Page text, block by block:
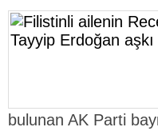
bulunan AK Parti